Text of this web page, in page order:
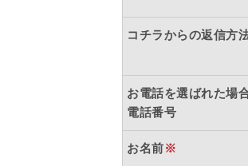
コチラからの返信方
お電話を選ばれた場
電話番号
お名前※